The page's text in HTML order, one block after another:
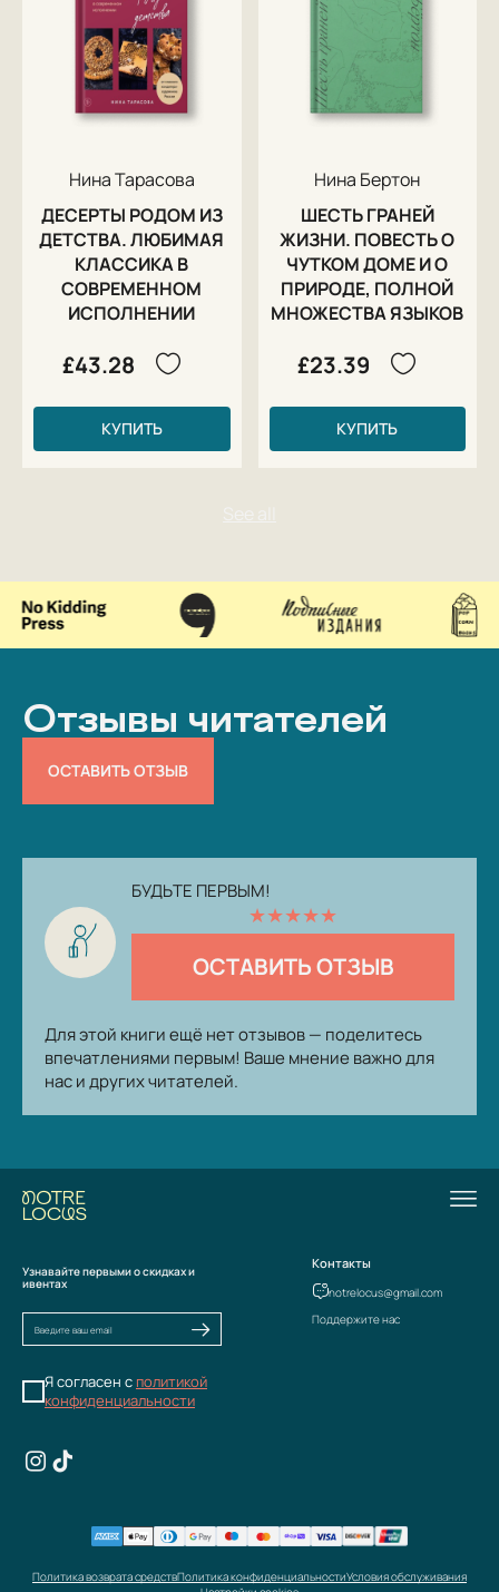
Нина Тарасова
ДЕСЕРТЫ РОДОМ ИЗ
ДЕТСТВА. ЛЮБИМАЯ
КЛАССИКА В
СОВРЕМЕННОМ
ИСПОЛНЕНИИ
£43.28
КУПИТЬ
Нина Бертон
ШЕСТЬ ГРАНЕЙ
ЖИЗНИ. ПОВЕСТЬ О
ЧУТКОМ ДОМЕ И О
ПРИРОДЕ, ПОЛНОЙ
МНОЖЕСТВА ЯЗЫКОВ
£23.39
КУПИТЬ
Отзывы читателей
ОСТАВИТЬ ОТЗЫВ
БУДЬТЕ ПЕРВЫМ!
★★★★★
ОСТАВИТЬ ОТЗЫВ
Для этой книги ещё нет отзывов — поделитесь
впечатлениями первым! Ваше мнение важно для
нас и других читателей.
Узнавайте первыми о скидках и
ивентах
Я согласен с политикой
конфиденциальности
Контакты
notrelocus@gmail.com
Поддержите нас
Политика возврата средствПолитика конфиденциальностиУсловия обслуживания